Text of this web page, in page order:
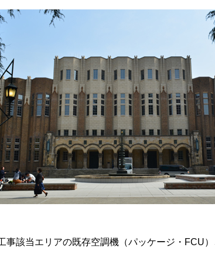
事該当エリアの既存空調機（パッケージ・FCU